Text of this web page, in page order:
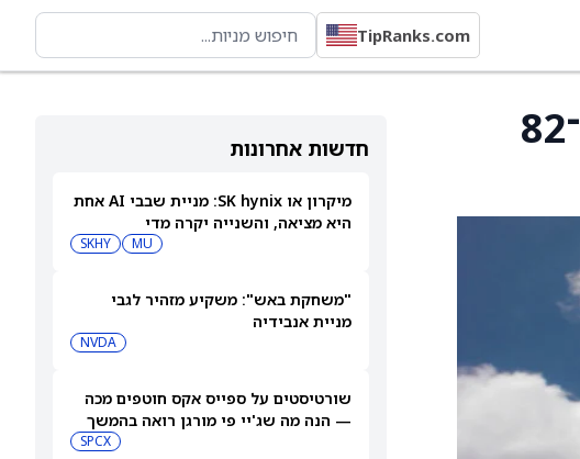
TipRanks.com
חדשות אחרונות
מיקרון או SK hynix: מניית שבבי AI אחת
היא מציאה, והשנייה יקרה מדי
MU
SKHY
"משחקת באש": משקיע מזהיר לגבי
מניית אנבידיה
NVDA
שורטיסטים על ספייס אקס חוטפים מכה
— הנה מה שג'יי פי מורגן רואה בהמשך
SPCX
גולדמן זאקס הוריד את מחיר היעד של SAIC ל־82